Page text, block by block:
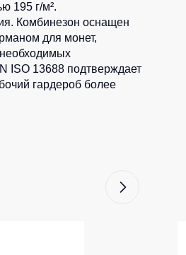
195 г/м².
Комбинезон оснащен
для монет,
ISO 13688 подтверждает
гардероб более